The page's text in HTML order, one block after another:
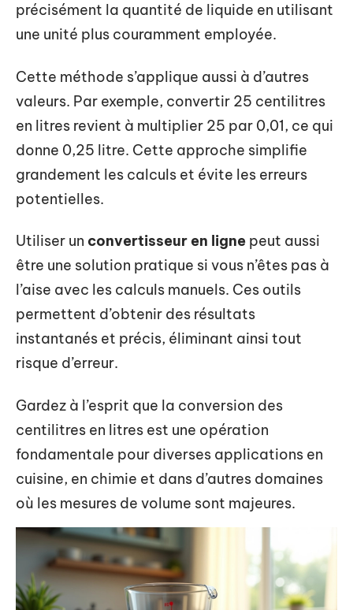
précisément la quantité de liquide en utilisant
une unité plus couramment employée.
Cette méthode s’applique aussi à d’autres
valeurs. Par exemple, convertir 25 centilitres
en litres revient à multiplier 25 par 0,01, ce qui
donne 0,25 litre. Cette approche simplifie
grandement les calculs et évite les erreurs
potentielles.
Utiliser un convertisseur en ligne peut aussi
être une solution pratique si vous n’êtes pas à
l’aise avec les calculs manuels. Ces outils
permettent d’obtenir des résultats
instantanés et précis, éliminant ainsi tout
risque d’erreur.
Gardez à l’esprit que la conversion des
centilitres en litres est une opération
fondamentale pour diverses applications en
cuisine, en chimie et dans d’autres domaines
où les mesures de volume sont majeures.